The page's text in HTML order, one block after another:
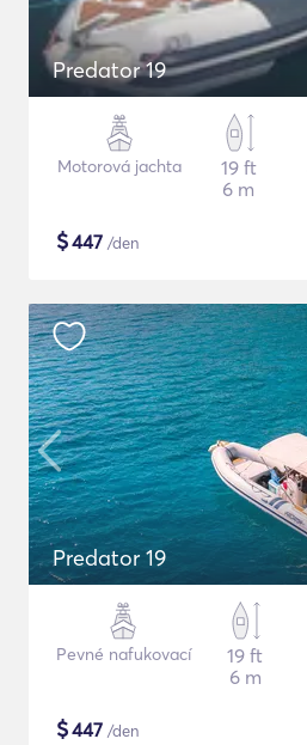
Predator 19
Motorová jachta
19 ft
6 m
$447 /den
Predator 19
Pevné nafukovací
19 ft
6 m
$447 /den